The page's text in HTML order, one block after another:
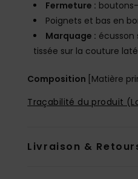
Fermeture :
Poignets et bas en
Marquage : écusson
tissée sur la couture
Composition [Matière
Traçabilité du produit
Livraison &